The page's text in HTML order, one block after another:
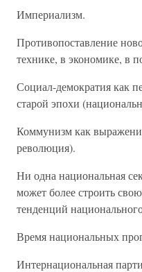
Империализм.
Противопоставление
технике, в экономике, в
Социал-демократия как
старой эпохи
Коммунизм как
революция).
Ни одна национальная
может более строить
тенденций
Время национальных
Интернациональная